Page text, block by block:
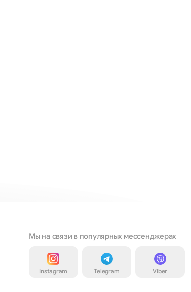
Мы на связи в популярных мессенджерах
Instagram Telegram Viber